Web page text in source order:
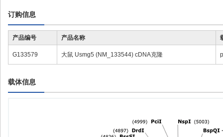
订购信息
产品编号 产品名称
G133579 大鼠 Usmg5 (NM_133544) cDNA克隆
载体信息